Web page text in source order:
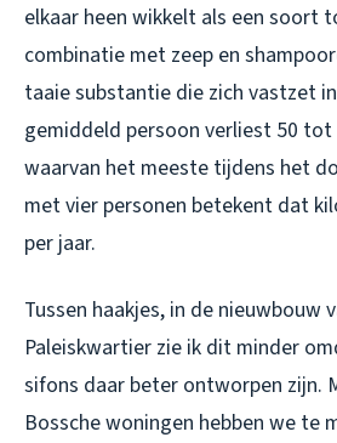
elkaar heen wikkelt als een soort
combinatie met zeep en
taaie substantie die zich vastzet
gemiddeld persoon verliest 50 tot
waarvan het meeste tijdens het
met vier personen betekent dat
per jaar.
Tussen haakjes, in de nieuwbouw
Paleiskwartier zie ik dit minder
sifons daar beter ontworpen zijn.
Bossche woningen hebben we te